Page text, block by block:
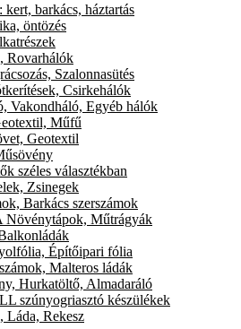
barkács, háztartás
öntözés
Rovarhálók
Szalonnasütés
Csirkehálók
Vakondháló, Egyéb hálók
Műfű
Geotextil
széles választékban
Zsinegek
Barkács szerszámok
Műtrágyák
Építőipari fólia
Malteros ládák
Hurkatöltő, Almadaráló
szúnyogriasztó készülékek
Láda, Rekesz